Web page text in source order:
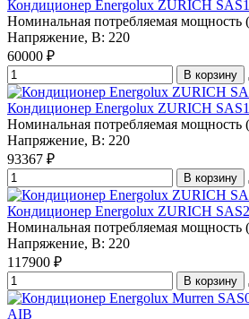
Кондиционер Energolux ZURICH
Номинальная потребляемая мощность
Напряжение, В: 220
60000 ₽
В корзину
Кондиционер Energolux ZURICH
Номинальная потребляемая мощность
Напряжение, В: 220
93367 ₽
В корзину
Кондиционер Energolux ZURICH
Номинальная потребляемая мощность
Напряжение, В: 220
117900 ₽
В корзину